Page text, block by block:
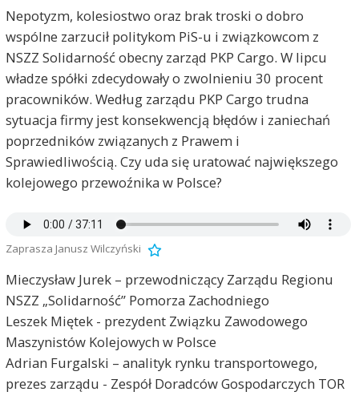
Nepotyzm, kolesiostwo oraz brak troski o dobro
wspólne zarzucił politykom PiS-u i związkowcom z
NSZZ Solidarność obecny zarząd PKP Cargo. W lipcu
władze spółki zdecydowały o zwolnieniu 30 procent
pracowników. Według zarządu PKP Cargo trudna
sytuacja firmy jest konsekwencją błędów i zaniechań
poprzedników związanych z Prawem i
Sprawiedliwością. Czy uda się uratować największego
kolejowego przewoźnika w Polsce?
Zaprasza Janusz Wilczyński
Mieczysław Jurek – przewodniczący Zarządu Regionu
NSZZ „Solidarność” Pomorza Zachodniego
Leszek Miętek - prezydent Związku Zawodowego
Maszynistów Kolejowych w Polsce
Adrian Furgalski – analityk rynku transportowego,
prezes zarządu - Zespół Doradców Gospodarczych TOR